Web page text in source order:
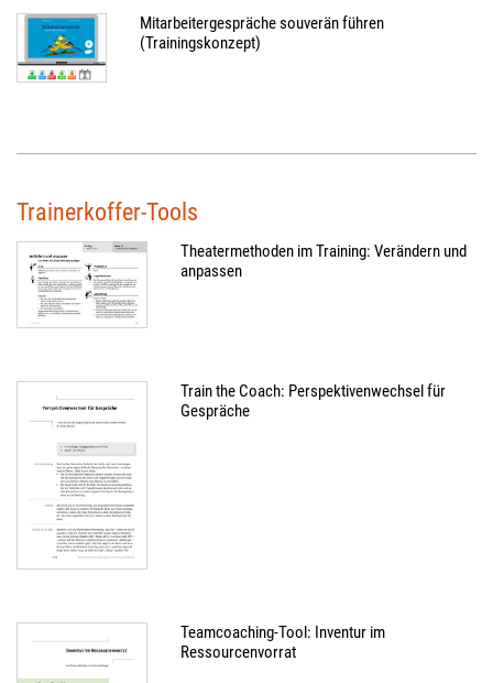
Mitarbeitergespräche souverän führen
(Trainingskonzept)
Trainerkoffer-Tools
Theatermethoden im Training: Verändern und
anpassen
Train the Coach: Perspektivenwechsel für
Gespräche
Teamcoaching-Tool: Inventur im
Ressourcenvorrat